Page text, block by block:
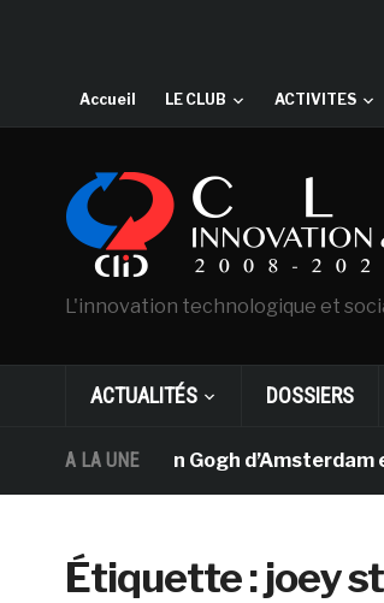
Accueil LE CLUB ACTIVITES
L'innovation technologique et
ACTUALITÉS DOSSIERS
A LA UNE
musée Van Gogh d’Amsterdam et
Étiquette :joey